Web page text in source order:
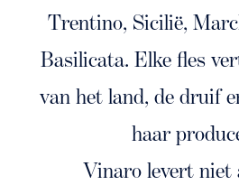
Trentino, Sicilië,
Basilicata. Elke fles
van het land, de druif
haar
Vinaro levert niet